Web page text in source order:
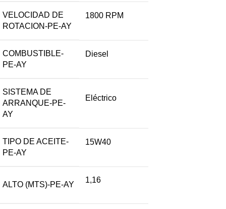
VELOCIDAD DE
ROTACION-PE-AY
1800 RPM
COMBUSTIBLE-
PE-AY
Diesel
SISTEMA DE
ARRANQUE-PE-
AY
Eléctrico
TIPO DE ACEITE-
PE-AY
15W40
ALTO (MTS)-PE-AY
1,16